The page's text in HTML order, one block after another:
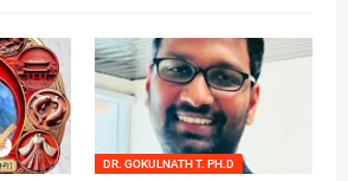
DR. GOKULNATH T. PH.D